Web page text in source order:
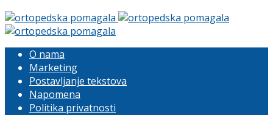
O nama
Marketing
Postavljanje tekstova
Napomena
Politika privatnosti